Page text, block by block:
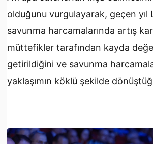
olduğunu vurgulayarak, geçen yıl
savunma harcamalarında artış
müttefikler tarafından kayda
getirildiğini ve savunma
yaklaşımın köklü şekilde